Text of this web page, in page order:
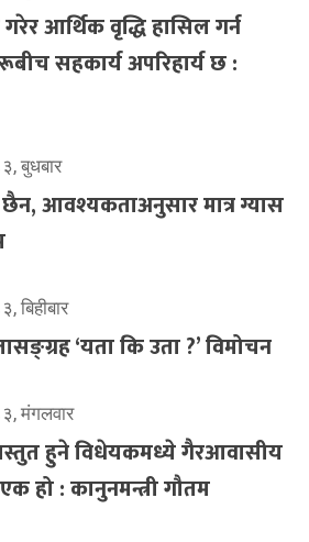
गरेर आर्थिक वृद्धि हासिल गर्न
सहकार्य अपरिहार्य छ :
बुधबार
आवश्यकताअनुसार मात्र ग्यास
बिहीबार
‘यता कि उता ?’ विमोचन
मंगलवार
हुने विधेयकमध्ये गैरआवासीय
हो : कानुनमन्त्री गौतम